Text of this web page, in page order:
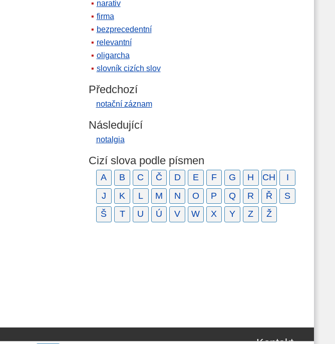
narativ
firma
bezprecedentní
relevantní
oligarcha
slovník cizích slov
Předchozí
notační záznam
Následující
notalgia
Cizí slova podle písmen
A B C Č D E F G H CH
I
J
K L M N O P Q R Ř
S
Š
T U Ú V W X Y Z Ž